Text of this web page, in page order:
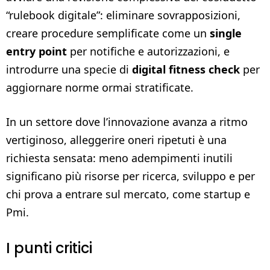
“rulebook digitale”: eliminare sovrapposizioni,
creare procedure semplificate come un single
entry point per notifiche e autorizzazioni, e
introdurre una specie di digital fitness check per
aggiornare norme ormai stratificate.
In un settore dove l’innovazione avanza a ritmo
vertiginoso, alleggerire oneri ripetuti è una
richiesta sensata: meno adempimenti inutili
significano più risorse per ricerca, sviluppo e per
chi prova a entrare sul mercato, come startup e
Pmi.
I punti critici